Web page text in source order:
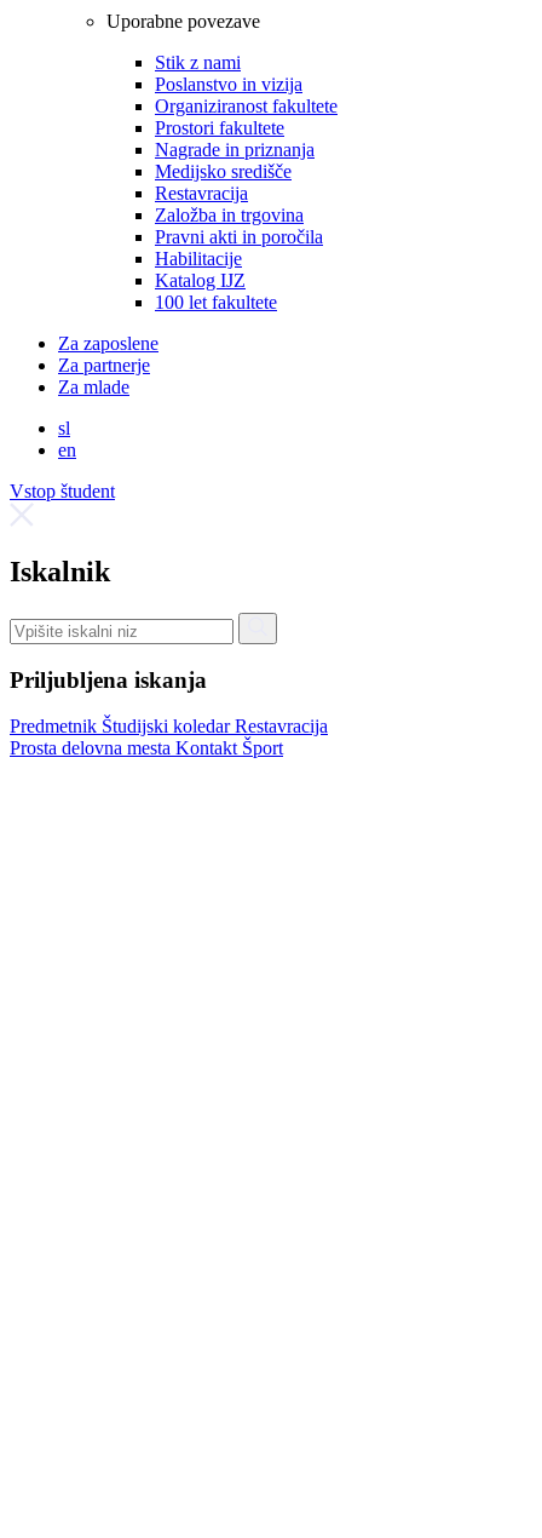
Uporabne povezave
Stik z nami
Poslanstvo in vizija
Organiziranost fakultete
Prostori fakultete
Nagrade in priznanja
Medijsko središče
Restavracija
Založba in trgovina
Pravni akti in poročila
Habilitacije
Katalog IJZ
100 let fakultete
Za zaposlene
Za partnerje
Za mlade
sl
en
Vstop študent
Iskalnik
Priljubljena iskanja
Predmetnik Študijski koledarRestavracija
Prosta delovna mesta Kontakt Šport